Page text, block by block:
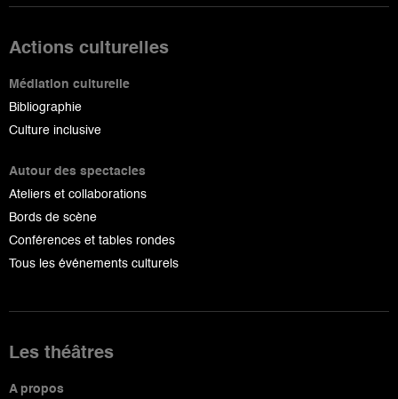
Actions culturelles
Médiation culturelle
Bibliographie
Culture inclusive
Autour des spectacles
Ateliers et collaborations
Bords de scène
Conférences et tables rondes
Tous les événements culturels
Les théâtres
A propos